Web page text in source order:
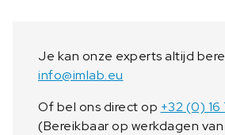
Je kan onze experts altijd
info@imlab.eu
Of bel ons direct op +32 (0)
(Bereikbaar op werkdagen